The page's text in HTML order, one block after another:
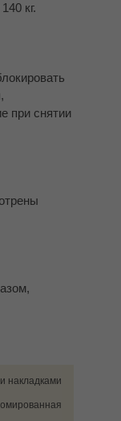
кг.
при снятии
накладками